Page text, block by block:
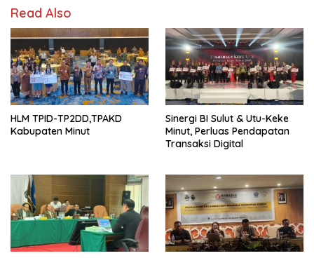
Read Also
HLM TPID-TP2DD,TPAKD
Kabupaten Minut
Sinergi BI Sulut & Utu-Keke
Minut, Perluas Pendapatan
Transaksi Digital